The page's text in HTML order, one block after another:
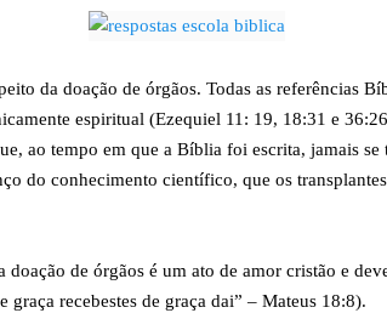
da doação de órgãos. Todas as referências
espiritual (Ezequiel 11: 19, 18:31 e
ao tempo em que a Bíblia foi escrita, jamais se
do conhecimento científico, que os
doação de órgãos é um ato de amor cristão e
graça recebestes de graça dai” – Mateus 18:8).